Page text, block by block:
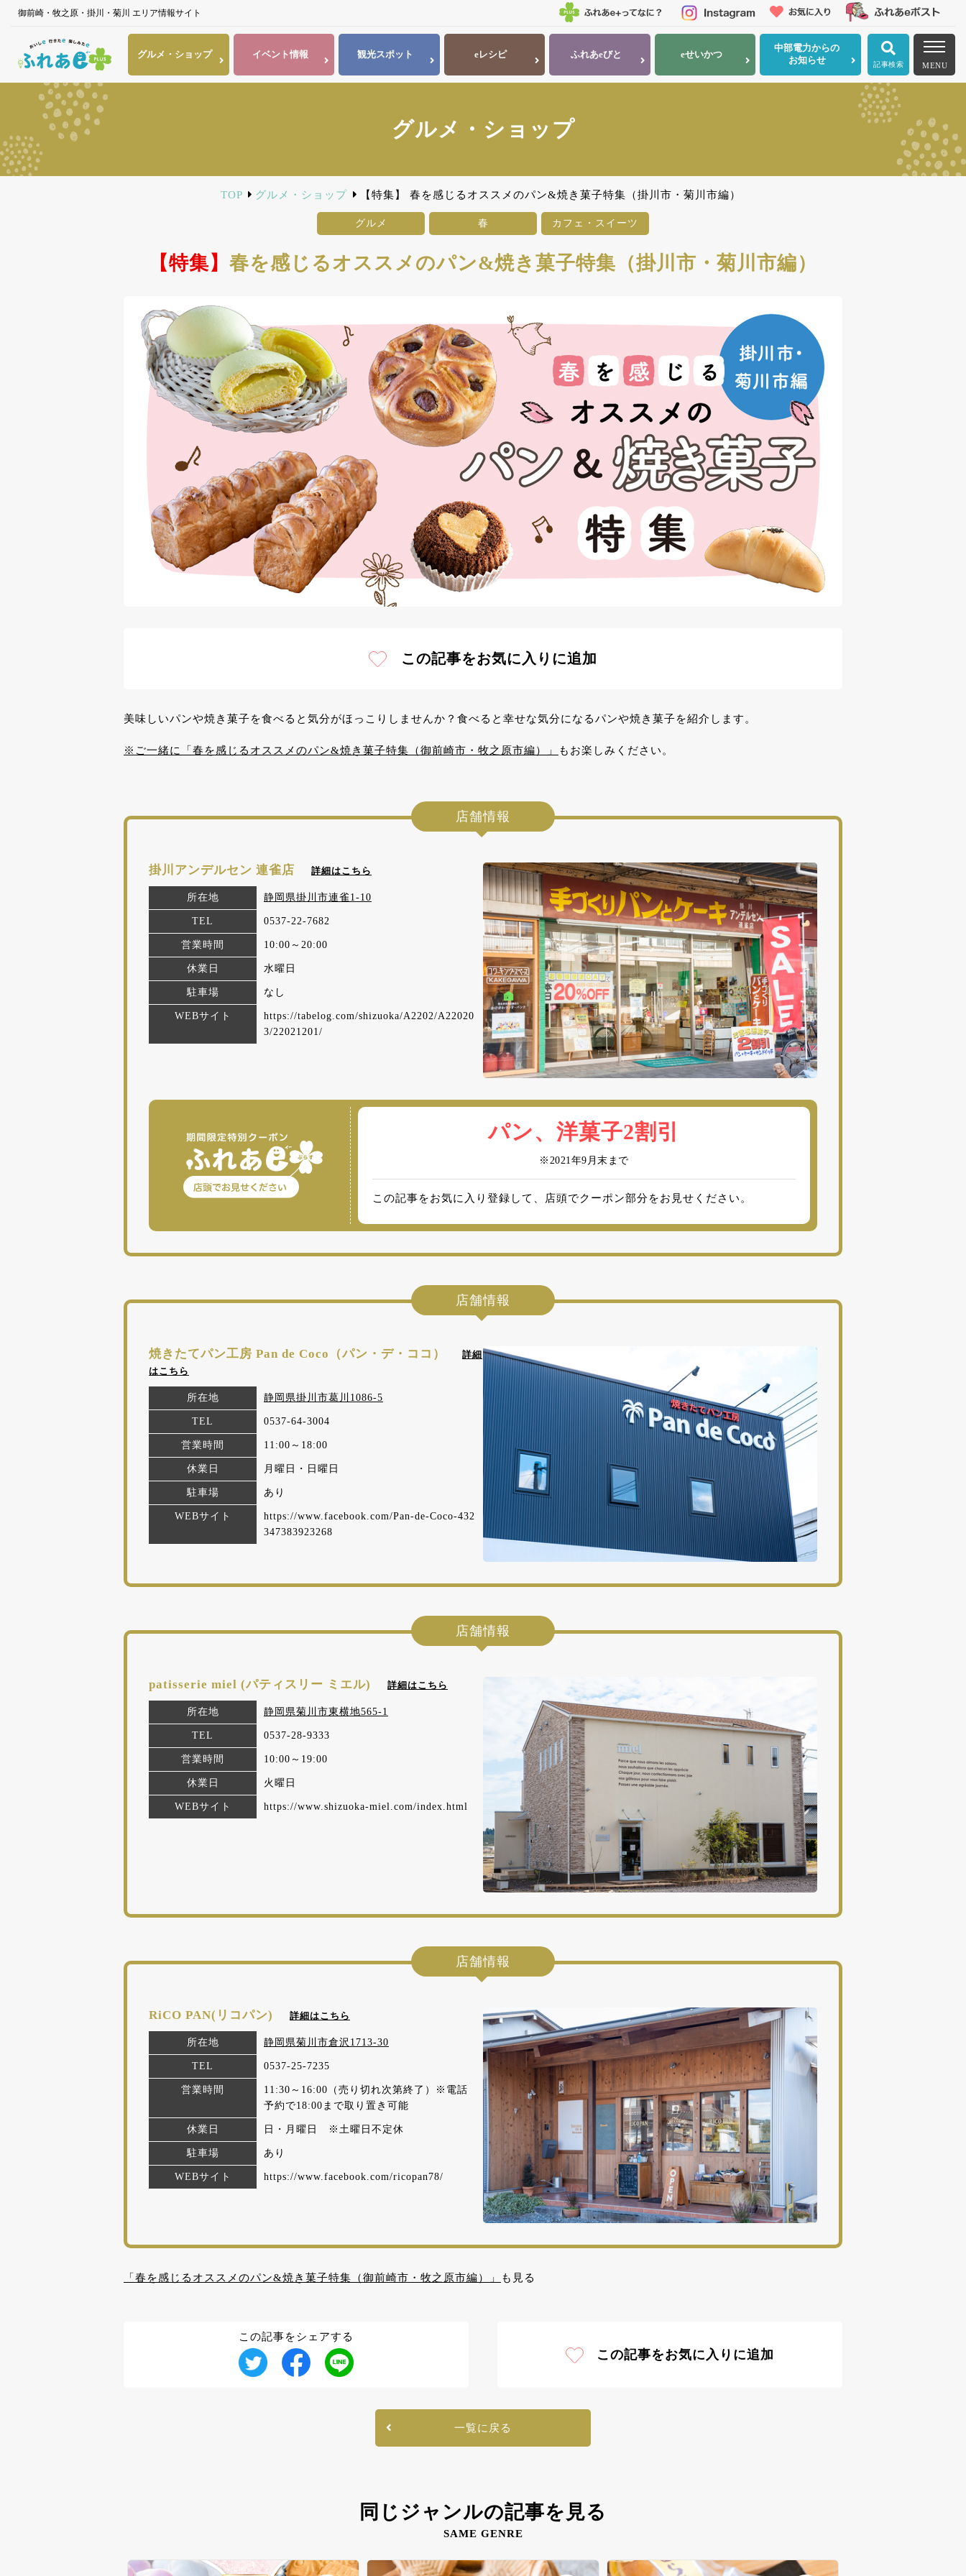
御前崎・牧之原・掛川・菊川 エリア情報サイト
グルメ・ ショップ イベント情報 観光スポット eレシピ ふれあeびと eせいかつ
中部電力からの
お知らせ
記事検索 MENU
グルメ・ショップ
TOP グルメ・ショップ 【特集】 春を感じるオススメのパン&焼き菓子特集（掛川市・菊川市編）
グルメ 春 カフェ・スイーツ
【特集】 春を感じるオススメのパン&焼き菓子特集（掛川市・菊川市編）
この記事をお気に入りに追加
美味しいパンや焼き菓子を食べると気分がほっこりしませんか？食べると幸せな気分になるパンや焼き菓子を紹介します。
※ご一緒に「春を感じるオススメのパン&焼き菓子特集（御前崎市・牧之原市編）」 もお楽しみください。
店舗情報
掛川アンデルセン 連雀店 詳細はこちら
所在地 静岡県掛川市連雀1-10
TEL 0537-22-7682
営業時間 10:00～20:00
休業日 水曜日
駐車場 なし
WEBサイト
https://tabelog.com/shizuoka/A2202/A22020
3/22021201/
パン、洋菓子2割引
※2021年9月末まで
この記事をお気に入り登録して、店頭でクーポン部分をお見せください。
店舗情報
焼きたてパン工房 Pan de Coco（パン・デ・ココ）
詳細
はこちら
所在地 静岡県掛川市葛川1086-5
TEL 0537-64-3004
営業時間 11:00～18:00
休業日 月曜日・日曜日
駐車場 あり
WEBサイト
https://www.facebook.com/Pan-de-Coco-432
347383923268
店舗情報
patisserie miel (パティスリー ミエル) 詳細はこちら
所在地 静岡県菊川市東横地565-1
TEL 0537-28-9333
営業時間 10:00～19:00
休業日 火曜日
WEBサイト https://www.shizuoka-miel.com/index.html
店舗情報
RiCO PAN(リコパン) 詳細はこちら
所在地 静岡県菊川市倉沢1713-30
TEL 0537-25-7235
営業時間
11:30～16:00（売り切れ次第終了）※電話
予約で18:00まで取り置き可能
休業日 日・月曜日 ※土曜日不定休
駐車場 あり
WEBサイト https://www.facebook.com/ricopan78/
「春を感じるオススメのパン&焼き菓子特集（御前崎市・牧之原市編）」 も見る
この記事をシェアする
この記事をお気に入りに追加
一覧に戻る
同じジャンルの記事を見る
SAME GENRE